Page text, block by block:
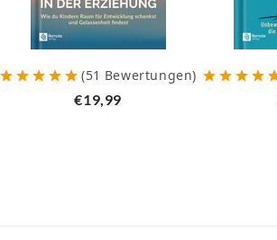
(51 Bewertungen)
€19,99